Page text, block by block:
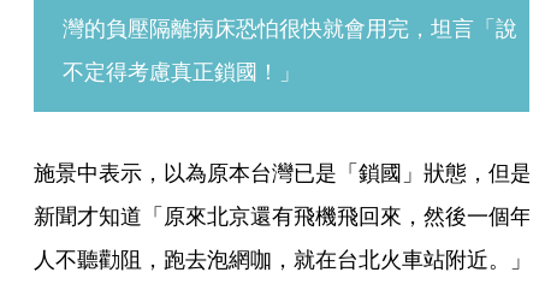
灣的負壓隔離病床恐怕很快就會用完，坦言「說
不定得考慮真正鎖國！」
施景中表示，以為原本台灣已是「鎖國」狀態，但是
新聞才知道「原來北京還有飛機飛回來，然後一個年
人不聽勸阻，跑去泡網咖，就在台北火車站附近。」